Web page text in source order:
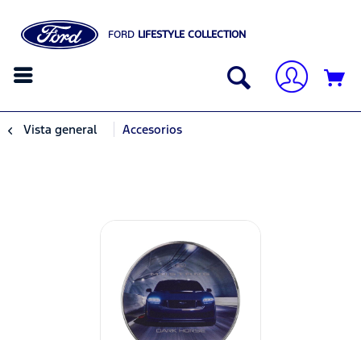
FORD LIFESTYLE COLLECTION
Vista general Accesorios